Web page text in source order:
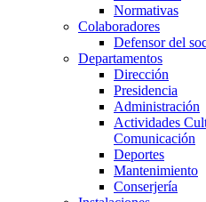
Normativas
Colaboradores
Defensor del
Departamentos
Dirección
Presidencia
Administración
Actividades
Comunicación
Deportes
Mantenimiento
Conserjería